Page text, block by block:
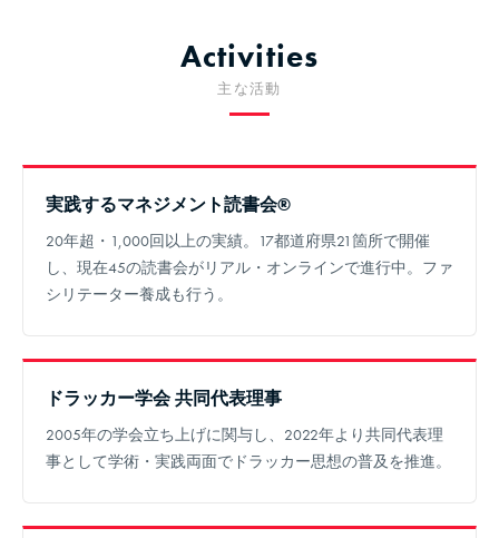
Activities
主な活動
実践するマネジメント読書会®
20年超・1,000回以上の実績。17都道府県21箇所で開催
し、現在45の読書会がリアル・オンラインで進行中。ファ
シリテーター養成も行う。
ドラッカー学会 共同代表理事
2005年の学会立ち上げに関与し、2022年より共同代表理
事として学術・実践両面でドラッカー思想の普及を推進。